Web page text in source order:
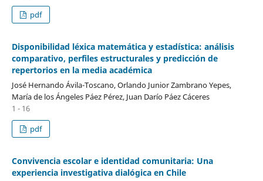
pdf
Disponibilidad léxica matemática y estadística: análisis
comparativo, perfiles estructurales y predicción de
repertorios en la media académica
José Hernando Ávila-Toscano, Orlando Junior Zambrano Yepes,
María de los Ángeles Páez Pérez, Juan Darío Páez Cáceres
1 - 16
pdf
Convivencia escolar e identidad comunitaria: Una
experiencia investigativa dialógica en Chile